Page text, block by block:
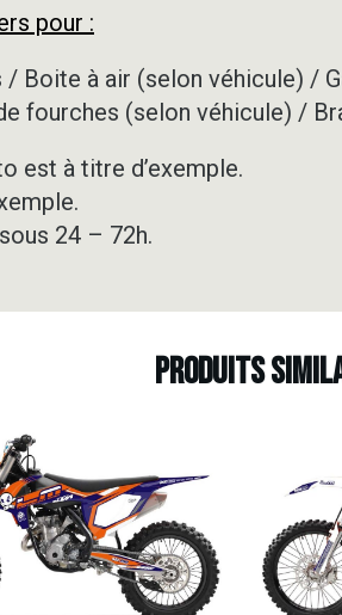
pour :
Boite à air (selon véhicule) /
fourches (selon véhicule) /
est à titre d’exemple.
24 – 72h.
Produits